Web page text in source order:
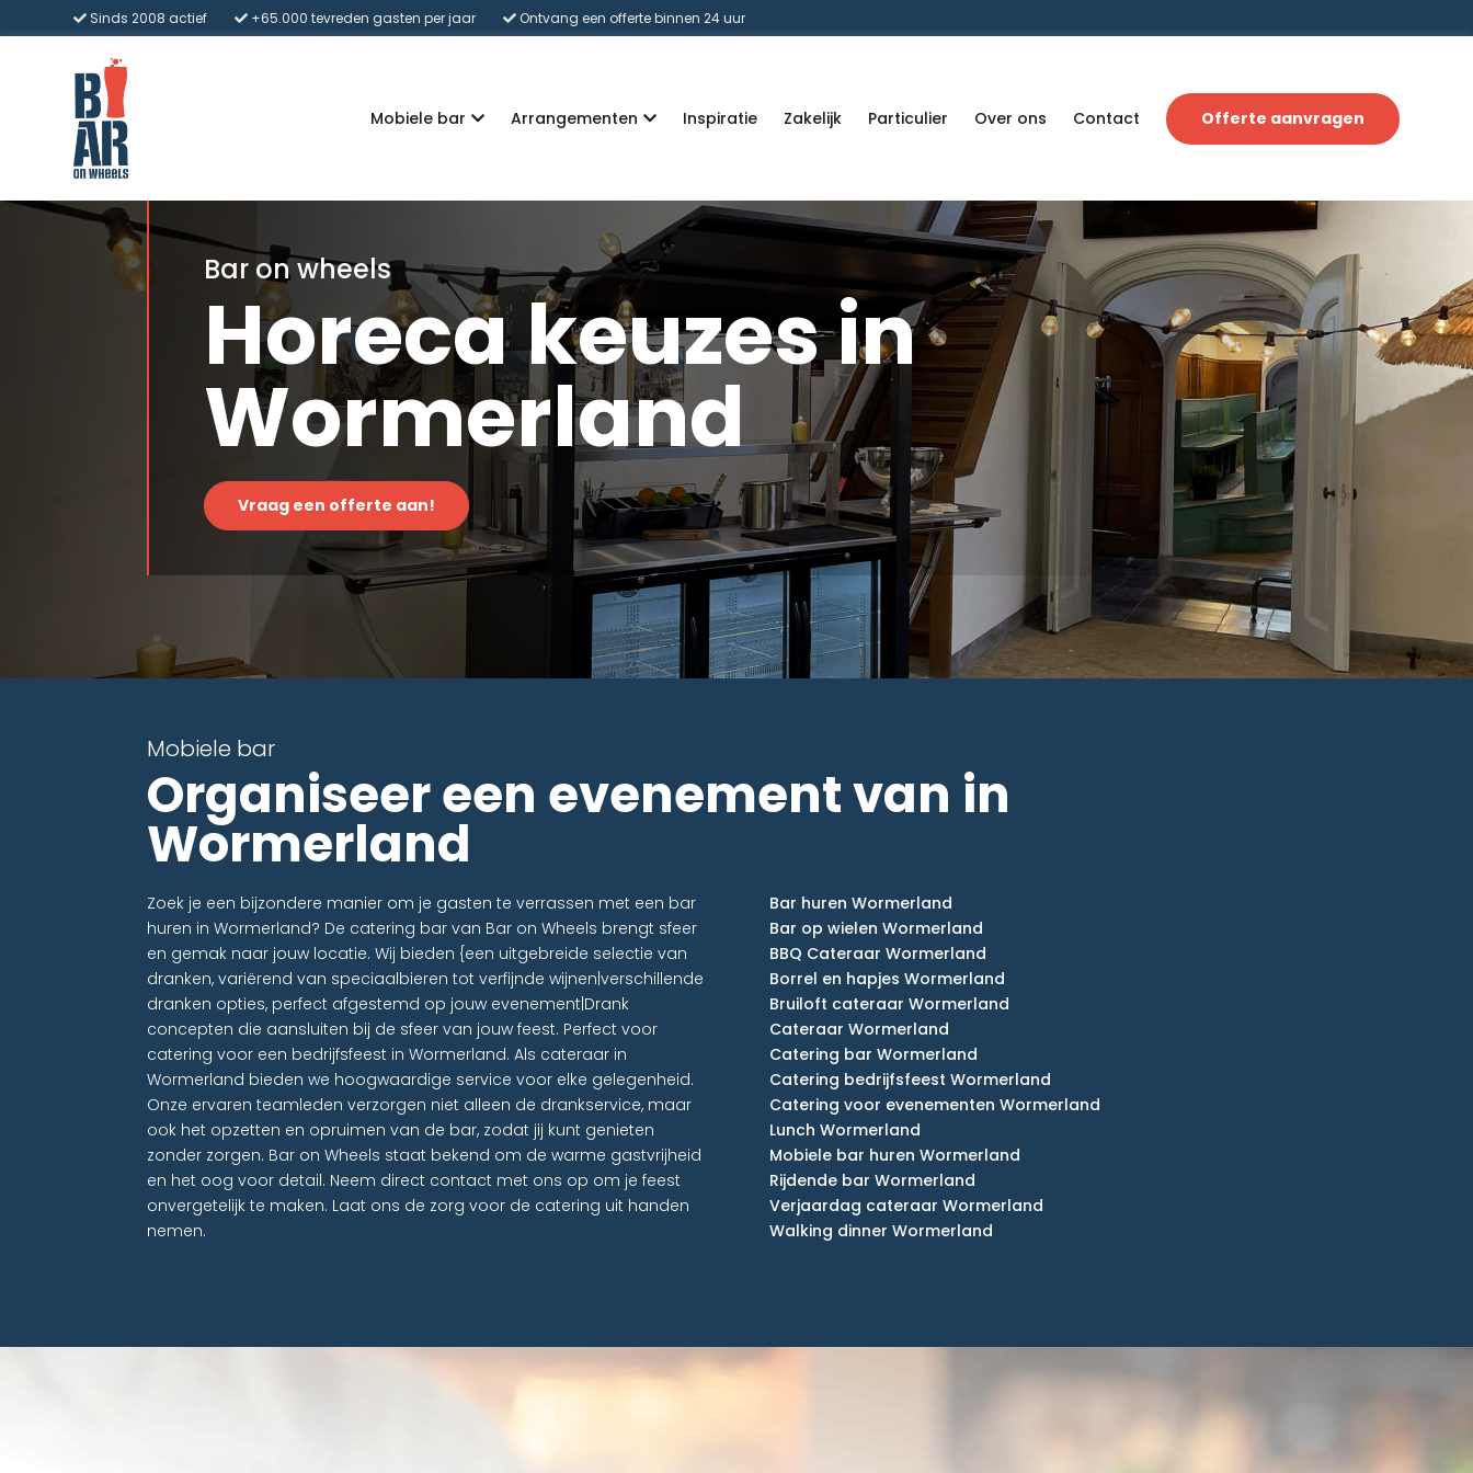
Sinds 2008 actief +65.000 tevreden gasten per jaar Ontvang een offerte binnen 24 uur
Mobiele bar Arrangementen Inspiratie Zakelijk Particulier Over ons Contact Offerte aanvragen
Bar on wheels
Horeca keuzes in
Wormerland
Vraag een offerte aan!
Mobiele bar
Organiseer een evenement van in
Wormerland
Zoek je een bijzondere manier om je gasten te verrassen met een bar
huren in Wormerland? De catering bar van Bar on Wheels brengt sfeer
en gemak naar jouw locatie. Wij bieden {een uitgebreide selectie van
dranken, variërend van speciaalbieren tot verfijnde wijnen|verschillende
dranken opties, perfect afgestemd op jouw evenement|Drank
concepten die aansluiten bij de sfeer van jouw feest. Perfect voor
catering voor een bedrijfsfeest in Wormerland. Als cateraar in
Wormerland bieden we hoogwaardige service voor elke gelegenheid.
Onze ervaren teamleden verzorgen niet alleen de drankservice, maar
ook het opzetten en opruimen van de bar, zodat jij kunt genieten
zonder zorgen. Bar on Wheels staat bekend om de warme gastvrijheid
en het oog voor detail. Neem direct contact met ons op om je feest
onvergetelijk te maken. Laat ons de zorg voor de catering uit handen
nemen.
Bar huren Wormerland
Bar op wielen Wormerland
BBQ Cateraar Wormerland
Borrel en hapjes Wormerland
Bruiloft cateraar Wormerland
Cateraar Wormerland
Catering bar Wormerland
Catering bedrijfsfeest Wormerland
Catering voor evenementen Wormerland
Lunch Wormerland
Mobiele bar huren Wormerland
Rijdende bar Wormerland
Verjaardag cateraar Wormerland
Walking dinner Wormerland